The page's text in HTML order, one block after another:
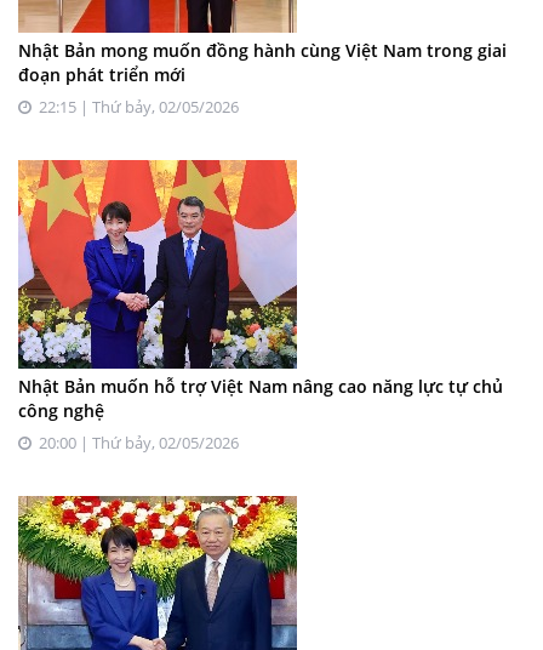
Nhật Bản mong muốn đồng hành cùng Việt Nam trong giai
đoạn phát triển mới
22:15 | Thứ bảy, 02/05/2026
Nhật Bản muốn hỗ trợ Việt Nam nâng cao năng lực tự chủ
công nghệ
20:00 | Thứ bảy, 02/05/2026